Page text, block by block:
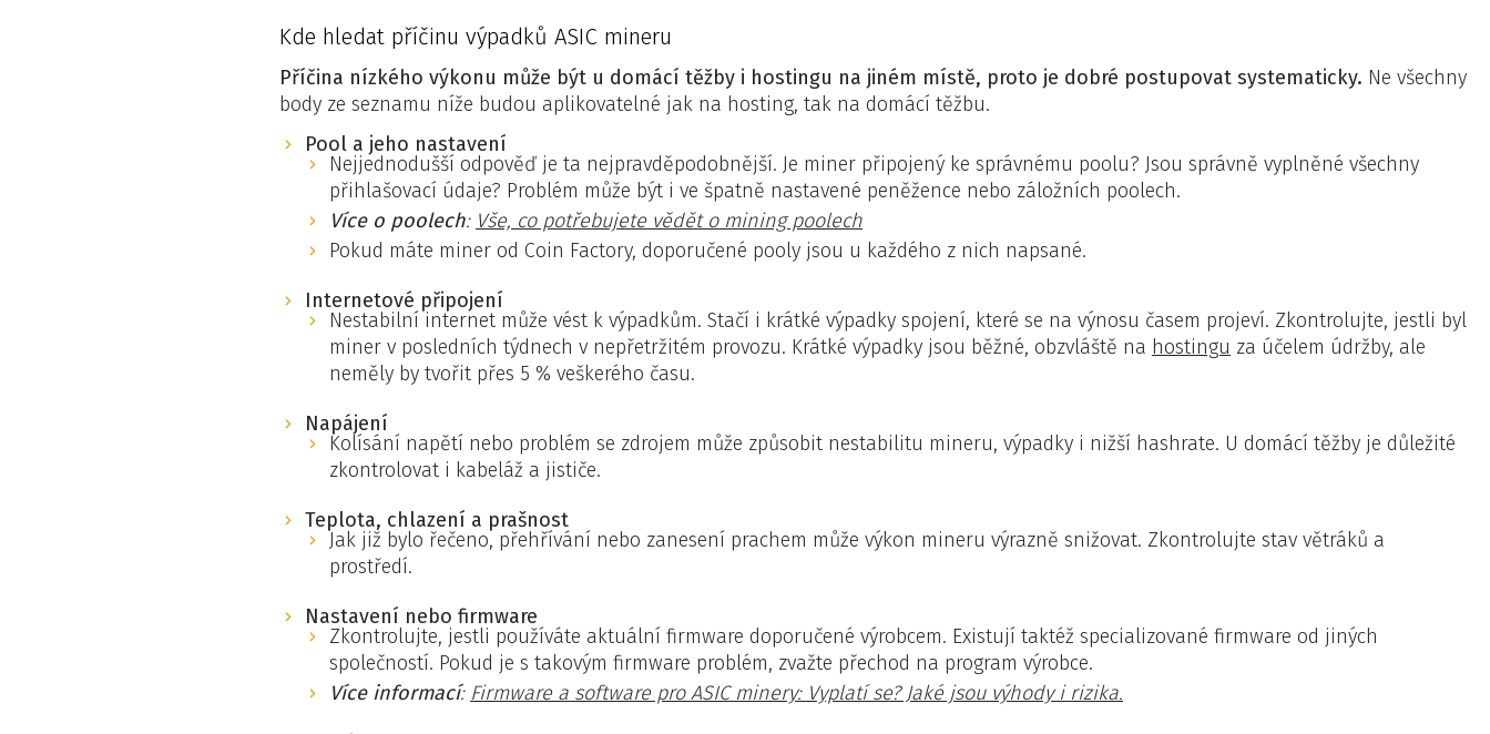
Kde hledat příčinu výpadků ASIC mineru
Příčina nízkého výkonu může být u domácí těžby i hostingu na jiném místě, proto je dobré postupovat systematicky. Ne všechny
body ze seznamu níže budou aplikovatelné jak na hosting, tak na domácí těžbu.
Pool a jeho nastavení
Nejjednodušší odpověď je ta nejpravděpodobnější. Je miner připojený ke správnému poolu? Jsou správně vyplněné všechny
přihlašovací údaje? Problém může být i ve špatně nastavené peněžence nebo záložních poolech.
Více o poolech: Vše, co potřebujete vědět o mining poolech
Pokud máte miner od Coin Factory, doporučené pooly jsou u každého z nich napsané.
Internetové připojení
Nestabilní internet může vést k výpadkům. Stačí i krátké výpadky spojení, které se na výnosu časem projeví. Zkontrolujte, jestli byl
miner v posledních týdnech v nepřetržitém provozu. Krátké výpadky jsou běžné, obzvláště na hostingu za účelem údržby, ale
neměly by tvořit přes 5 % veškerého času.
Napájení
Kolísání napětí nebo problém se zdrojem může způsobit nestabilitu mineru, výpadky i nižší hashrate. U domácí těžby je důležité
zkontrolovat i kabeláž a jističe.
Teplota, chlazení a prašnost
Jak již bylo řečeno, přehřívání nebo zanesení prachem může výkon mineru výrazně snižovat. Zkontrolujte stav větráků a
prostředí.
Nastavení nebo firmware
Zkontrolujte, jestli používáte aktuální firmware doporučené výrobcem. Existují taktéž specializované firmware od jiných
společností. Pokud je s takovým firmware problém, zvažte přechod na program výrobce.
Více informací: Firmware a software pro ASIC minery: Vyplatí se? Jaké jsou výhody i rizika.